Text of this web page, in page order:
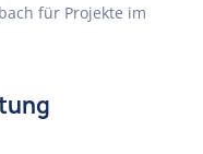
für Projekte im